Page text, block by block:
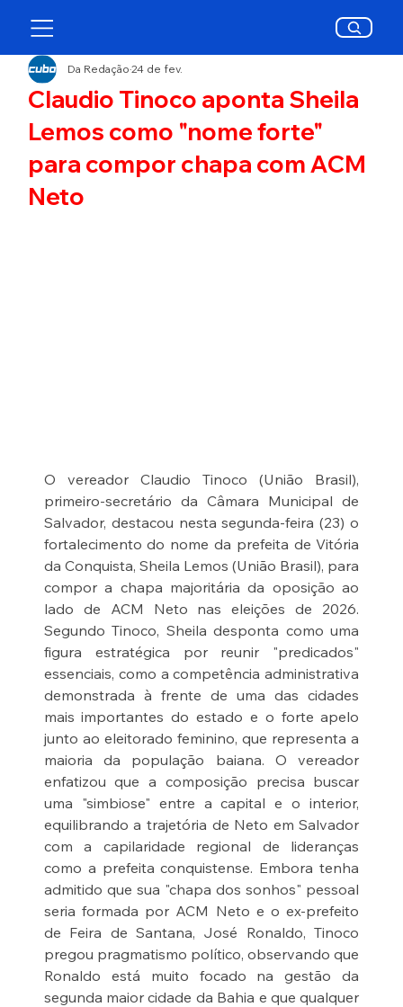
Claudio Tinoco aponta Sheila
Lemos como "nome forte"
para compor chapa com ACM
Neto
Da Redação24 de fev.
O vereador Claudio Tinoco (União Brasil),
primeiro-secretário da Câmara Municipal de
Salvador, destacou nesta segunda-feira (23) o
fortalecimento do nome da prefeita de Vitória
da Conquista, Sheila Lemos (União Brasil), para
compor a chapa majoritária da oposição ao
lado de ACM Neto nas eleições de 2026.
Segundo Tinoco, Sheila desponta como uma
figura estratégica por reunir "predicados"
essenciais, como a competência administrativa
demonstrada à frente de uma das cidades
mais importantes do estado e o forte apelo
junto ao eleitorado feminino, que representa a
maioria da população baiana. O vereador
enfatizou que a composição precisa buscar
uma "simbiose" entre a capital e o interior,
equilibrando a trajetória de Neto em Salvador
com a capilaridade regional de lideranças
como a prefeita conquistense. Embora tenha
admitido que sua "chapa dos sonhos" pessoal
seria formada por ACM Neto e o ex-prefeito
de Feira de Santana, José Ronaldo, Tinoco
pregou pragmatismo político, observando que
Ronaldo está muito focado na gestão da
segunda maior cidade da Bahia e que qualquer